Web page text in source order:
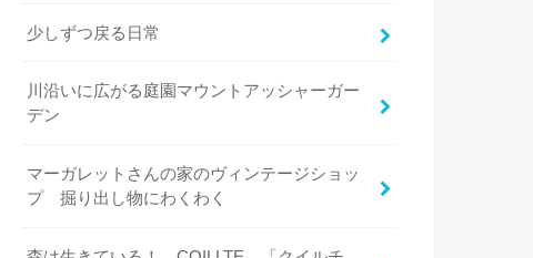
少しずつ戻る日常
川沿いに広がる庭園マウントアッシャーガー
デン
マーガレットさんの家のヴィンテージショッ
プ 掘り出し物にわくわく